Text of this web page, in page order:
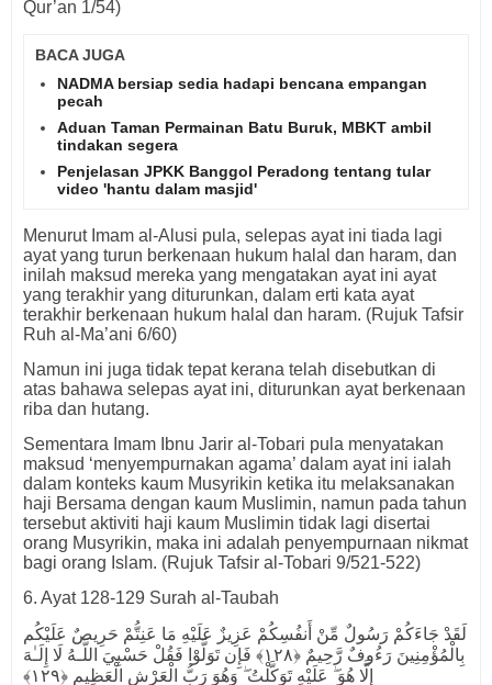
Qur’an 1/54)
BACA JUGA
NADMA bersiap sedia hadapi bencana empangan
pecah
Aduan Taman Permainan Batu Buruk, MBKT ambil
tindakan segera
Penjelasan JPKK Banggol Peradong tentang tular
video 'hantu dalam masjid'
Menurut Imam al-Alusi pula, selepas ayat ini tiada lagi
ayat yang turun berkenaan hukum halal dan haram, dan
inilah maksud mereka yang mengatakan ayat ini ayat
yang terakhir yang diturunkan, dalam erti kata ayat
terakhir berkenaan hukum halal dan haram. (Rujuk Tafsir
Ruh al-Ma’ani 6/60)
Namun ini juga tidak tepat kerana telah disebutkan di
atas bahawa selepas ayat ini, diturunkan ayat berkenaan
riba dan hutang.
Sementara Imam Ibnu Jarir al-Tobari pula menyatakan
maksud ‘menyempurnakan agama’ dalam ayat ini ialah
dalam konteks kaum Musyrikin ketika itu melaksanakan
haji Bersama dengan kaum Muslimin, namun pada tahun
tersebut aktiviti haji kaum Muslimin tidak lagi disertai
orang Musyrikin, maka ini adalah penyempurnaan nikmat
bagi orang Islam. (Rujuk Tafsir al-Tobari 9/521-522)
6. Ayat 128-129 Surah al-Taubah
لَقَدْ جَاءَكُمْ رَسُولٌ مِّنْ أَنفُسِكُمْ عَزِيزٌ عَلَيْهِ مَا عَنِتُّمْ حَرِيصٌ عَلَيْكُم
بِالْمُؤْمِنِينَ رَءُوفٌ رَّحِيمٌ ﴿١٢٨﴾ فَإِن تَوَلَّوْا فَقُلْ حَسْبِيَ اللَّـهُ لَا إِلَـٰهَ
إِلَّا هُوَ ۖ عَلَيْهِ تَوَكَّلْتُ ۖ وَهُوَ رَبُّ الْعَرْشِ الْعَظِيمِ ﴿١٢٩﴾